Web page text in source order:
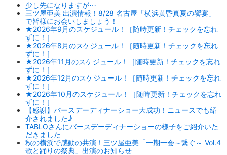
少し先になりますが⋯
三ツ屋亜美 出演情報！8/28 名古屋「横浜黄昏真夏の饗宴」
で皆様にお会いしましょう！
★2026年9月のスケジュール！［随時更新！チェックを忘れ
ずに！］
★2026年8月のスケジュール！［随時更新！チェックを忘れ
ずに！］
★2026年11月のスケジュール！［随時更新！チェックを忘れ
ずに！］
★2026年12月のスケジュール！［随時更新！チェックを忘れ
ずに！］
★2026年10月のスケジュール！［随時更新！チェックを忘れ
ずに！］
【感謝】バースデーディナーショー大成功！ニュースでも紹
介されました♪
TABLOさんにバースデーディナーショーの様子をご紹介いた
だきました
秋の横浜で感動の共演！三ツ屋亜美「一期一会～繋ぐ～ Vol.4
歌と踊りの祭典」出演のお知らせ